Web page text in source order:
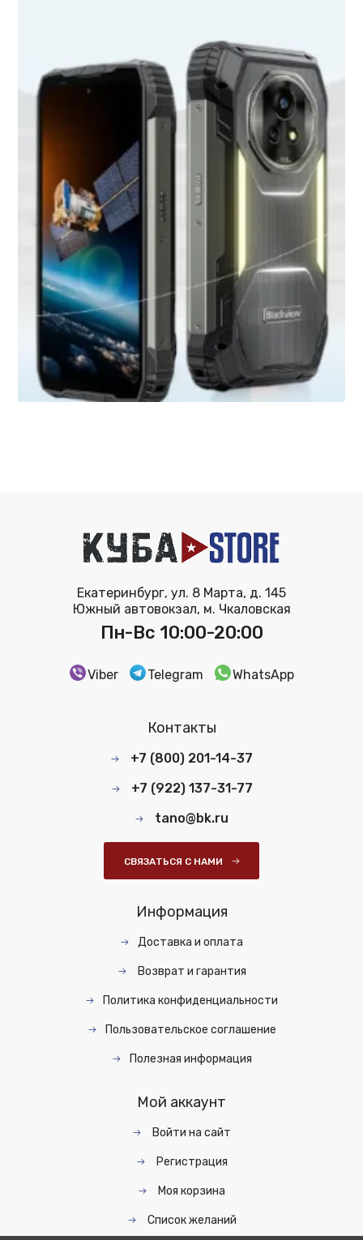
Екатеринбург, ул. 8 Марта, д. 145
Южный автовокзал, м. Чкаловская
Пн-Вс 10:00-20:00
Viber Telegram WhatsApp
Контакты
+7 (800) 201-14-37
+7 (922) 137-31-77
tano@bk.ru
СВЯЗАТЬСЯ С НАМИ
Информация
Доставка и оплата
Возврат и гарантия
Политика конфиденциальности
Пользовательское соглашение
Полезная информация
Мой аккаунт
Войти на сайт
Регистрация
Моя корзина
Список желаний